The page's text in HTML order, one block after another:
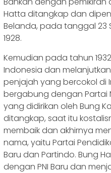
Hatta ditangkap dan
Belanda, pada tanggal 23
1928.
Kemudian pada tahun
Indonesia dan
penjajah yang bercokol di
bergabung dengan Partai
yang didirikan oleh Bung
ditangkap, saat itu
membaik dan akhirnya
nama, yaitu Partai
Baru dan Partindo. Bung
dengan PNI Baru dan